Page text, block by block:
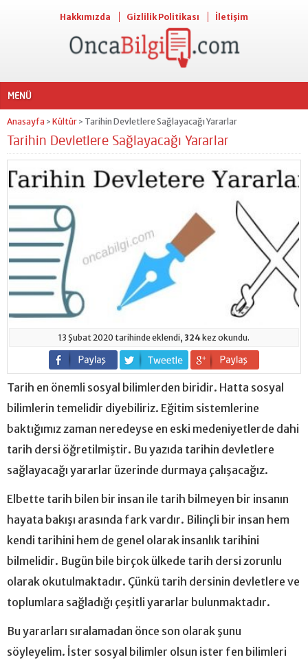
Hakkımızda Gizlilik Politikası İletişim
MENÜ
Anasayfa > Kültür > Tarihin Devletlere Sağlayacağı Yararlar
Tarihin Devletlere Sağlayacağı Yararlar
13 Şubat 2020 tarihinde eklendi, 324kez okundu.
Tarih en önemli sosyal bilimlerden biridir. Hatta sosyal
bilimlerin temelidir diyebiliriz. Eğitim sistemlerine
baktığımız zaman neredeyse en eski medeniyetlerde dahi
tarih dersi öğretilmiştir. Bu yazıda tarihin devletlere
sağlayacağı yararlar üzerinde durmaya çalışacağız.
Elbette tarih bilen bir insan ile tarih bilmeyen bir insanın
hayata bakışı arasında fark vardır. Bilinçli bir insan hem
kendi tarihini hem de genel olarak insanlık tarihini
bilmelidir. Bugün bile birçok ülkede tarih dersi zorunlu
olarak okutulmaktadır. Çünkü tarih dersinin devletlere ve
toplumlara sağladığı çeşitli yararlar bulunmaktadır.
Bu yararları sıralamadan önce son olarak şunu
söyleyelim. İster sosyal bilimler olsun ister fen bilimleri